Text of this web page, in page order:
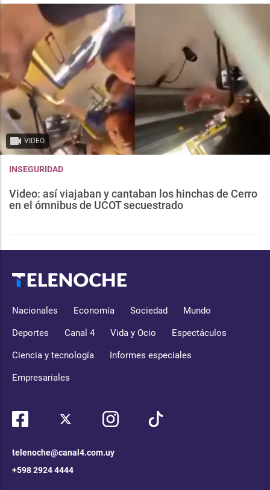
VIDEO
INSEGURIDAD
Video: así viajaban y cantaban los hinchas de Cerro
en el ómnibus de UCOT secuestrado
Nacionales Economía Sociedad Mundo
Deportes Canal 4 Vida y Ocio Espectáculos
Ciencia y tecnología Informes especiales
Empresariales
telenoche@canal4.com.uy
+598 2924 4444